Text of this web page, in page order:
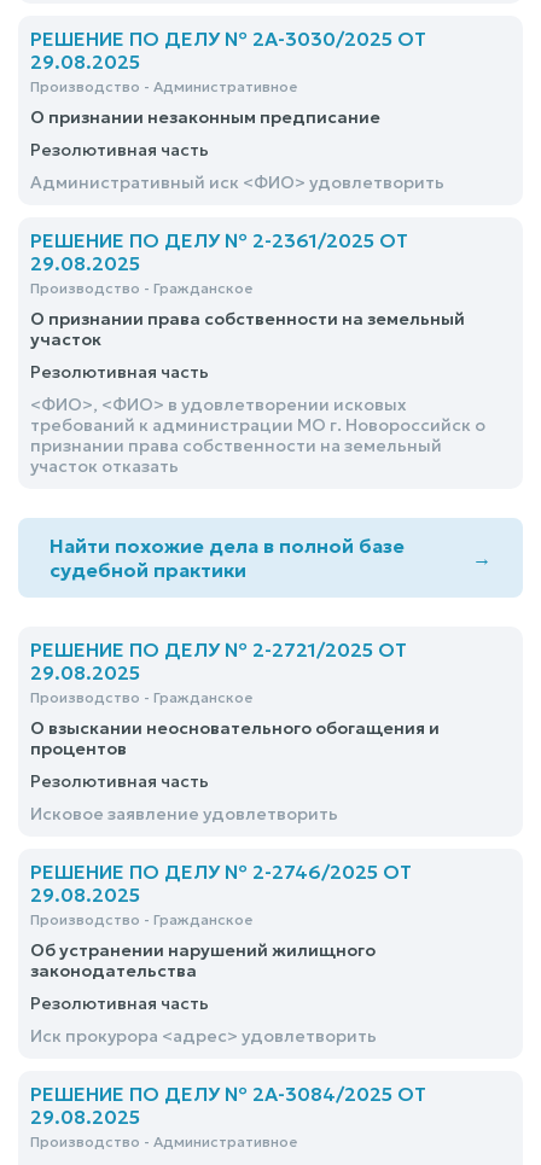
РЕШЕНИЕ ПО ДЕЛУ № 2А-3030/2025 ОТ
29.08.2025
Производство - Административное
О признании незаконным предписание
Резолютивная часть
Административный иск <ФИО> удовлетворить
РЕШЕНИЕ ПО ДЕЛУ № 2-2361/2025 ОТ
29.08.2025
Производство - Гражданское
О признании права собственности на земельный
участок
Резолютивная часть
<ФИО>, <ФИО> в удовлетворении исковых
требований к администрации МО г. Новороссийск о
признании права собственности на земельный
участок отказать
Найти похожие дела в полной базе
судебной практики
→
РЕШЕНИЕ ПО ДЕЛУ № 2-2721/2025 ОТ
29.08.2025
Производство - Гражданское
О взыскании неосновательного обогащения и
процентов
Резолютивная часть
Исковое заявление удовлетворить
РЕШЕНИЕ ПО ДЕЛУ № 2-2746/2025 ОТ
29.08.2025
Производство - Гражданское
Об устранении нарушений жилищного
законодательства
Резолютивная часть
Иск прокурора <адрес> удовлетворить
РЕШЕНИЕ ПО ДЕЛУ № 2А-3084/2025 ОТ
29.08.2025
Производство - Административное